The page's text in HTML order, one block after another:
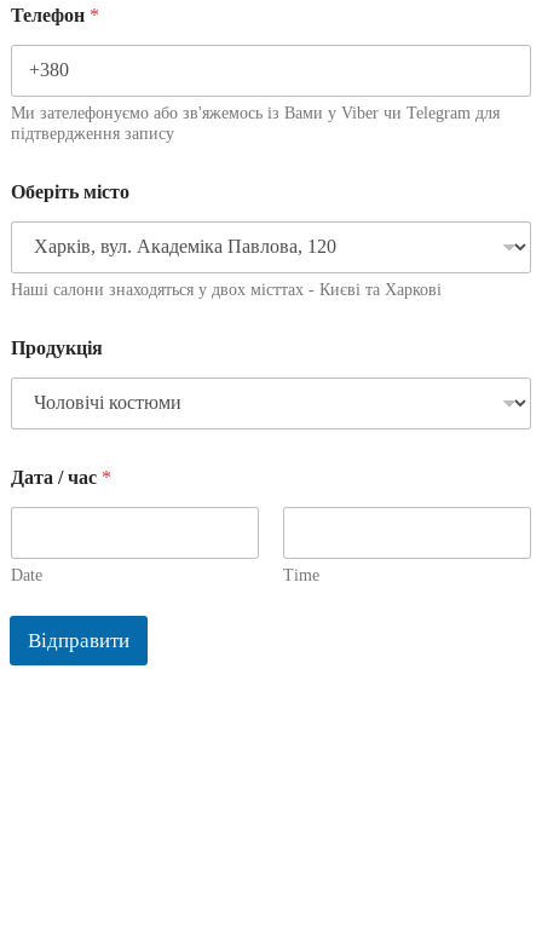
Телефон *
Ми зателефонуємо або зв'яжемось із Вами у Viber чи Telegram для
підтвердження запису
Оберіть місто
Наші салони знаходяться у двох місттах - Києві та Харкові
Продукція
Дата / час *
Date Time
Відправити